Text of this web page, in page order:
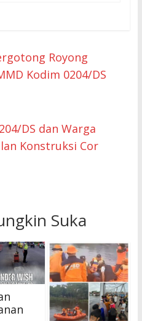
Royong
Kodim 0204/DS
DS dan Warga
Konstruksi Cor
Suka